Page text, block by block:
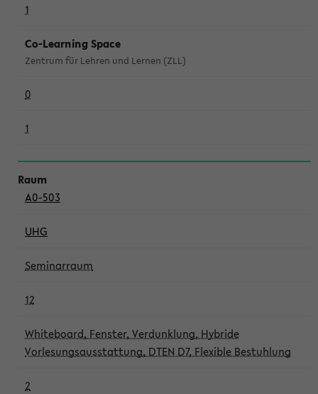
1
Co-Learning Space
Zentrum für Lehren und Lernen (ZLL)
0
1
A0-503
UHG
Seminarraum
12
Whiteboard, Fenster, Verdunklung, Hybride
Vorlesungsausstattung, DTEN D7, Flexible Bestuhlung
2